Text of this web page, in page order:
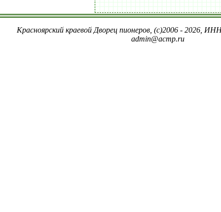
Красноярский краевой Дворец пионеров, (c)2006 - 2026,
admin@acmp.ru